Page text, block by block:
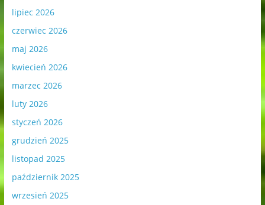
lipiec 2026
czerwiec 2026
maj 2026
kwiecień 2026
marzec 2026
luty 2026
styczeń 2026
grudzień 2025
listopad 2025
październik 2025
wrzesień 2025